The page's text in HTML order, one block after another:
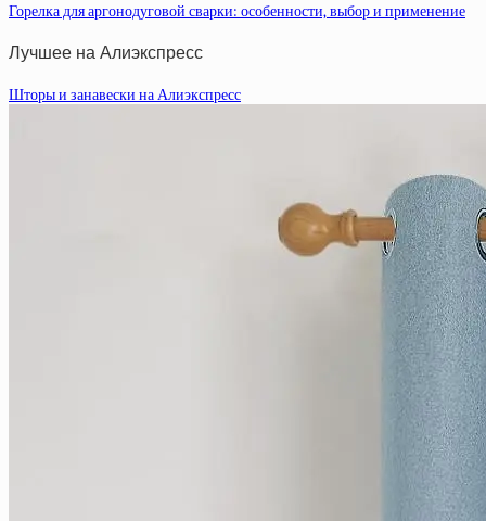
Горелка для аргонодуговой сварки: особенности, выбор и применение
Лучшее на Алиэкспресс
Шторы и занавески на Алиэкспресс